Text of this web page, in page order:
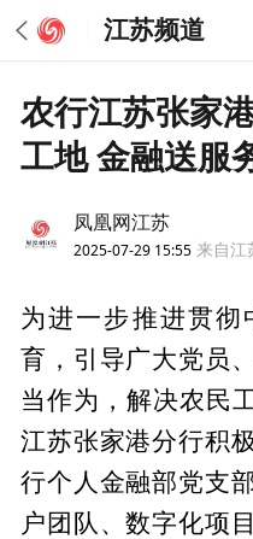
江苏频道
农行江苏张家
工地 金融送服
凤凰网江苏
2025-07-29 15:55 来自江
为进一步推进贯彻
育，引导广大党员
当作为，解决农民
江苏张家港分行积
行个人金融部党支
户团队、数字化项